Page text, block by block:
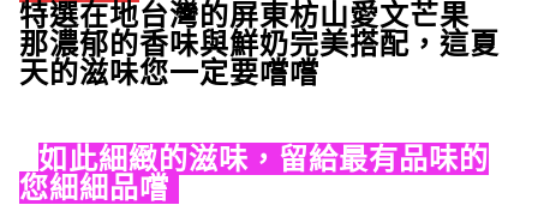
特選在地台灣的屏東枋山愛文芒果
那濃郁的香味與鮮奶完美搭配，這夏
天的滋味您一定要嚐嚐
如此細緻的滋味，留給最有品味的
您細細品嚐